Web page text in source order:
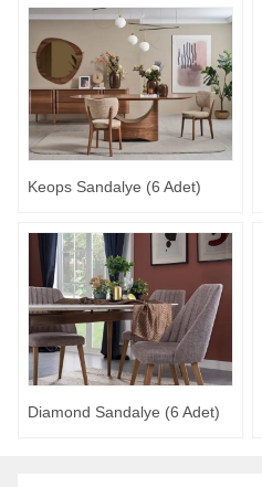
Keops Sandalye (6 Adet)
Diamond Sandalye (6 Adet)